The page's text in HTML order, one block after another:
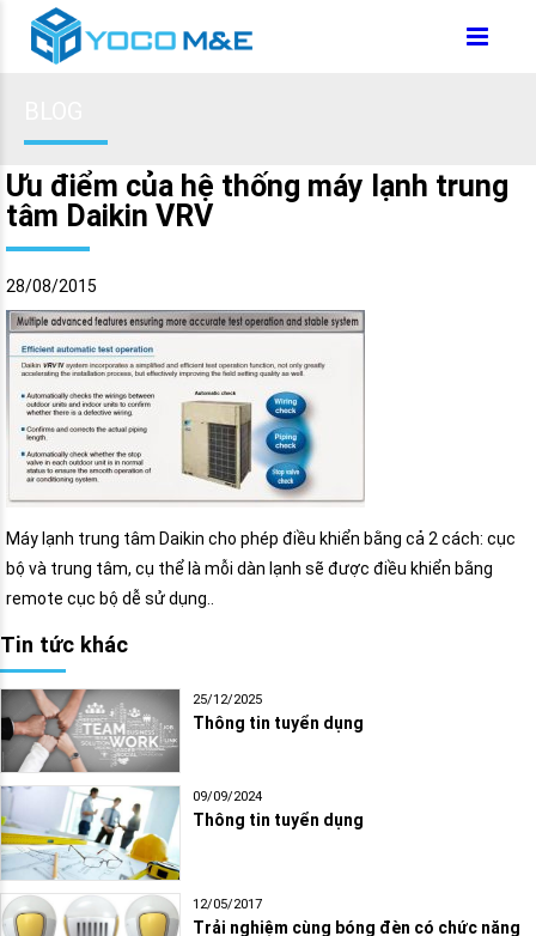
Ưu điểm của hệ thống máy lạnh trung
tâm Daikin VRV
28/08/2015
Máy lạnh trung tâm Daikin cho phép điều khiển bằng cả 2 cách: cục
bộ và trung tâm, cụ thể là mỗi dàn lạnh sẽ được điều khiển bằng
remote cục bộ dễ sử dụng..
Tin tức khác
25/12/2025
Thông tin tuyển dụng
09/09/2024
Thông tin tuyển dụng
12/05/2017
Trải nghiệm cùng bóng đèn có chức năng